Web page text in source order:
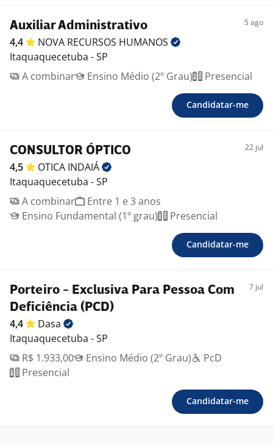
Auxiliar Administrativo 5 ago
4,4 NOVA RECURSOS HUMANOS
Itaquaquecetuba - SP
A combinar
Ensino Médio (2º Grau) Presencial
Candidatar-me
CONSULTOR ÓPTICO 22 jul
4,5 OTICA INDAIÁ
Itaquaquecetuba - SP
A combinar
Entre 1 e 3 anos
Ensino Fundamental (1º grau)
Presencial
Candidatar-me
Porteiro - Exclusiva Para Pessoa Com
Deficiência (PCD)
7 jul
4,4
Dasa
Itaquaquecetuba - SP
R$ 1.933,00
Ensino Médio (2º Grau)
PcD
Presencial
Candidatar-me